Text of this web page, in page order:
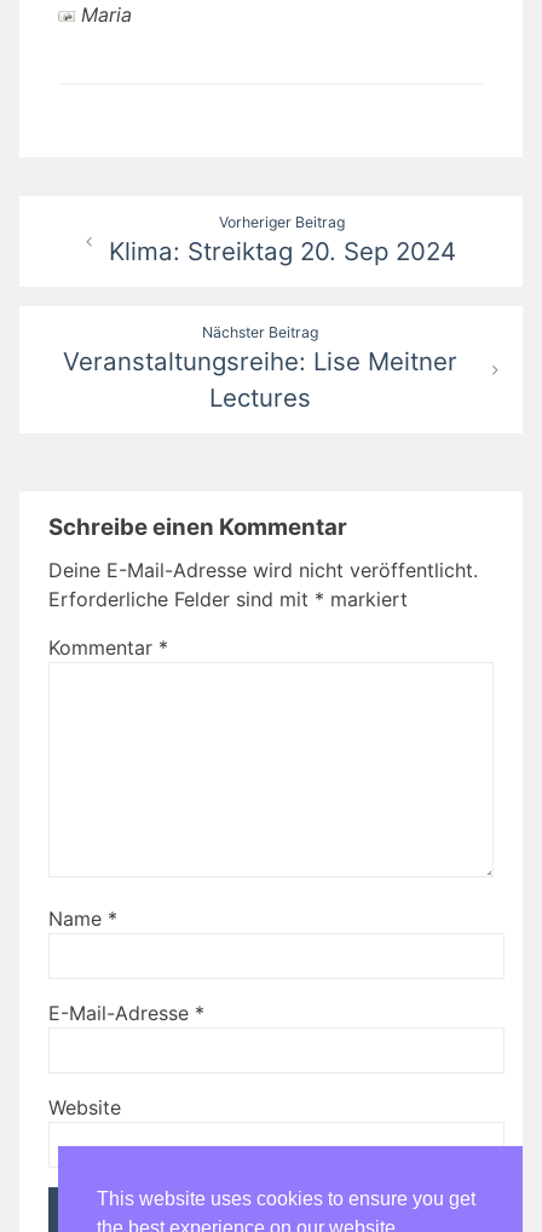
Maria
Beitragsnavigation
Vorheriger Beitrag
Klima: Streiktag 20. Sep 2024
Nächster Beitrag
Veranstaltungsreihe: Lise Meitner
Lectures
Schreibe einen Kommentar
Deine E-Mail-Adresse wird nicht veröffentlicht.
Erforderliche Felder sind mit * markiert
Kommentar *
Name *
E-Mail-Adresse *
Website
This website uses cookies to ensure you get